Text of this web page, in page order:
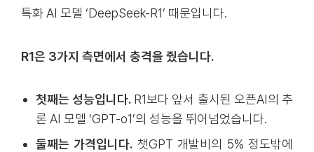
특화 AI 모델 ‘DeepSeek-R1’ 때문입니다.
R1은 3가지 측면에서 충격을 줬습니다.
첫째는 성능입니다. R1보다 앞서 출시된 오픈AI의 추
론 AI 모델 ‘GPT-o1’의 성능을 뛰어넘었습니다.
둘째는 가격입니다. 챗GPT 개발비의 5% 정도밖에